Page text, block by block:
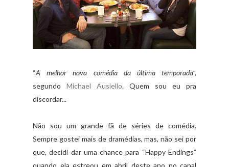
“A melhor nova comédia da última temporada”,
segundo Michael Ausiello. Quem sou eu pra
discordar...
Não sou um grande fã de séries de comédia.
Sempre gostei mais de dramédias, mas, não sei por
que, decidi dar uma chance para “Happy Endings”
quando ela estreou em abril deste ano no canal